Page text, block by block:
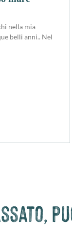
nella mia
belli anni.. Nel